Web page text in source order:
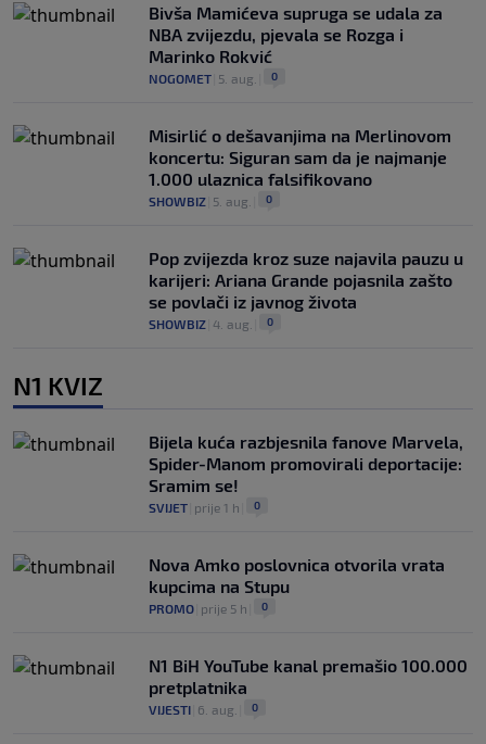
Bivša Mamićeva supruga se udala za
NBA zvijezdu, pjevala se Rozga i
Marinko Rokvić
NOGOMET 5. aug. 0
Misirlić o dešavanjima na Merlinovom
koncertu: Siguran sam da je najmanje
1.000 ulaznica falsifikovano
SHOWBIZ 5. aug. 0
Pop zvijezda kroz suze najavila pauzu u
karijeri: Ariana Grande pojasnila zašto
se povlači iz javnog života
SHOWBIZ 4. aug. 0
N1 KVIZ
Bijela kuća razbjesnila fanove Marvela,
Spider-Manom promovirali deportacije:
Sramim se!
SVIJET prije 1 h 0
Nova Amko poslovnica otvorila vrata
kupcima na Stupu
PROMO prije 5 h 0
N1 BiH YouTube kanal premašio 100.000
pretplatnika
VIJESTI 6. aug. 0